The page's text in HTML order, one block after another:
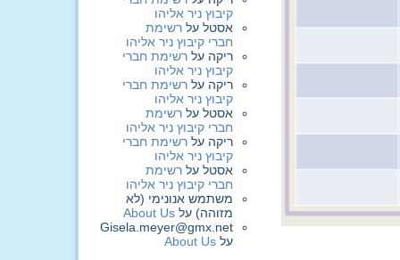
קיבוץ ניר אליהו
אסטל על רשימת
חברי קיבוץ ניר אליהו
ריקה על רשימת חברי
קיבוץ ניר אליהו
ריקה על רשימת חברי
קיבוץ ניר אליהו
אסטל על רשימת
חברי קיבוץ ניר אליהו
ריקה על רשימת חברי
קיבוץ ניר אליהו
אסטל על רשימת
חברי קיבוץ ניר אליהו
משתמש אנונימי (לא
מזוהה) על About Us
Gisela.meyer@gmx.net
על About Us